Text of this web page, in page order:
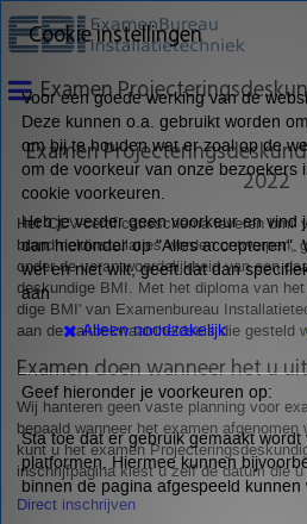
Examen
2022
Het 'CCV-certificatieschema leveren bmi'
brandmeldinstallaties worden ontworpen,
onder de verantwoordelijkheid van een
des­kun­dige BMI. Met het diploma van
dige BMI' van Examenbureau
aan de vakbekwaam­heids­eis die gesteld
Examen doen wanneer het u
Wij hanteren geen vaste planning voor
bepaald wanneer het examen
kunt u het examen
inschrijfpagina kiest u zelf de datum die
Direct inschrijven
Cookie instellingen
Voor een goede werking van de
Deze kunnen o.a. gebruikt worden
om bij te houden wat er zoal op de
om de voorkeur van onze bezoekers
cookie voorkeuren.
Heb je verder geen voorkeur en vind
dan hieronder op "Alles accepteren".
wel en niet wilt, geeft dat dan
aan
Alleen noodzakelijk
Geef hieronder je voorkeuren op:
Sta toe dat er gebruik gemaakt wordt
platformen. Hiermee kunnen
binnen de pagina afgespeeld kunnen